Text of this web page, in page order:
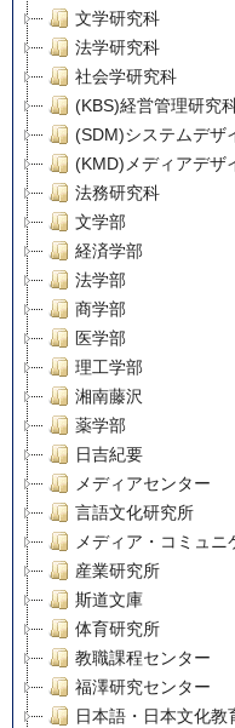
文学研究科
法学研究科
社会学研究科
(KBS)経営管理研究
(SDM)システムデザ
(KMD)メディアデザ
法務研究科
文学部
経済学部
法学部
商学部
医学部
理工学部
湘南藤沢
薬学部
日吉紀要
メディアセンター
言語文化研究所
メディア・コミュ
産業研究所
斯道文庫
体育研究所
教職課程センター
福澤研究センター
日本語・日本文化教